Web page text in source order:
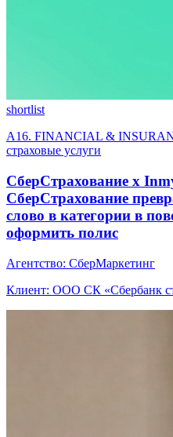
shortlist
A16. FINANCIAL &
страховые услуги
СберСтрахование х
СберСтрахование
слово в категории в
оформить полис
Агентство: СберМаркетинг
Клиент: ООО СК «Сбербанк